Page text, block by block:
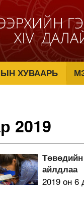
ХУВААРЬ
2019
айлдлаа
2019 он 6